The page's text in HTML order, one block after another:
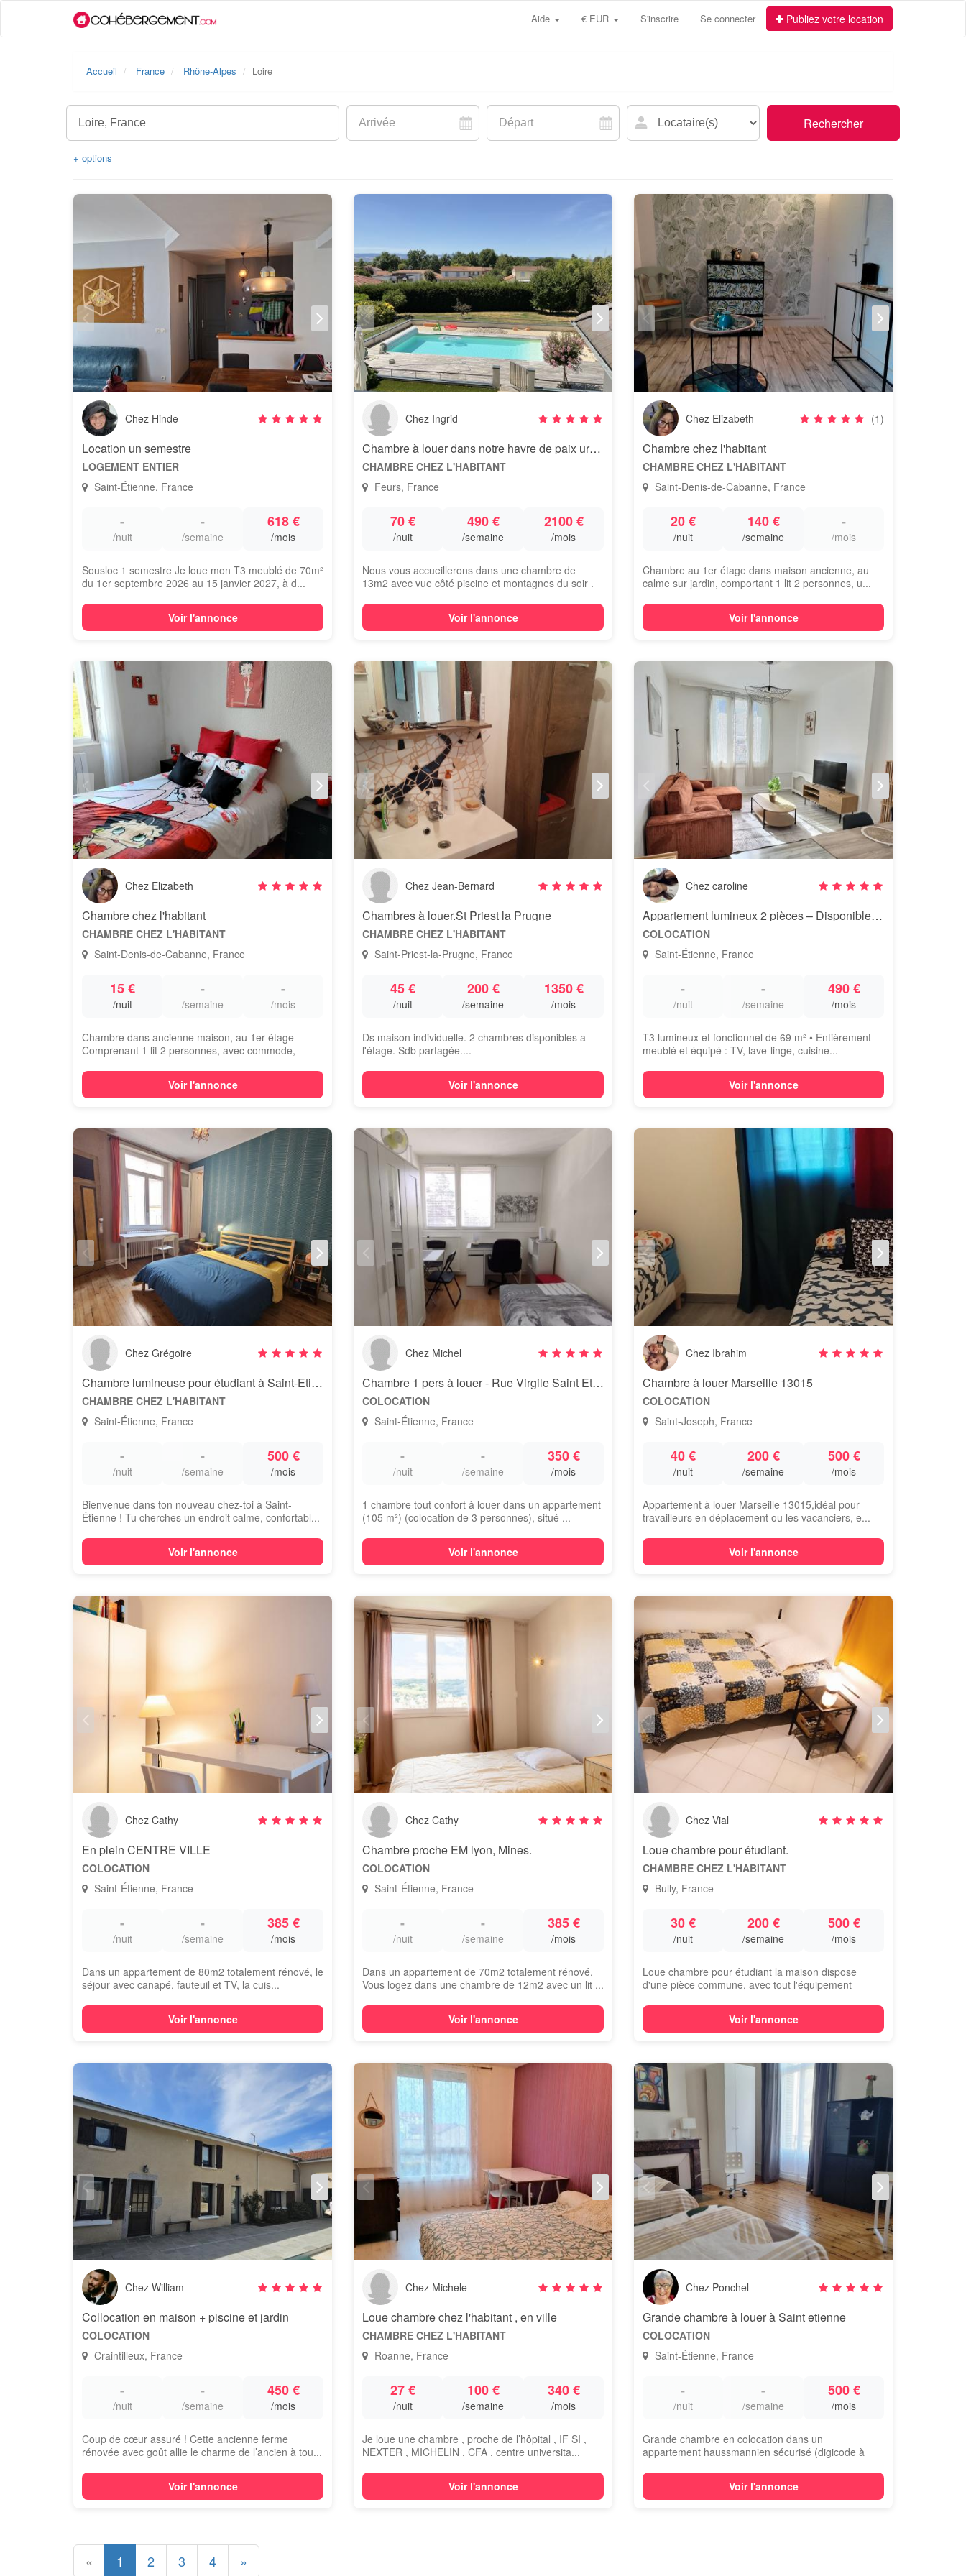
Aide € EUR S'inscrire Se connecter Publiez votre location
Accueil France Rhône-Alpes Loire
Rechercher
+ options
Chez Hinde
Location un semestre
LOGEMENT ENTIER
Saint-Étienne, France
-
/nuit
-
/semaine
618 €
/mois
Sousloc 1 semestre Je loue mon T3 meublé de 70m²
du 1er septembre 2026 au 15 janvier 2027, à d...
Voir l'annonce
Chez Ingrid
Chambre à louer dans notre havre de paix urbain
CHAMBRE CHEZ L'HABITANT
Feurs, France
70 €
/nuit
490 €
/semaine
2100 €
/mois
Nous vous accueillerons dans une chambre de
13m2 avec vue côté piscine et montagnes du soir .
Voir l'annonce
Chez Elizabeth (1)
Chambre chez l'habitant
CHAMBRE CHEZ L'HABITANT
Saint-Denis-de-Cabanne, France
20 €
/nuit
140 €
/semaine
-
/mois
Chambre au 1er étage dans maison ancienne, au
calme sur jardin, comportant 1 lit 2 personnes, u...
Voir l'annonce
Chez Elizabeth
Chambre chez l'habitant
CHAMBRE CHEZ L'HABITANT
Saint-Denis-de-Cabanne, France
15 €
/nuit
-
/semaine
-
/mois
Chambre dans ancienne maison, au 1er étage
Comprenant 1 lit 2 personnes, avec commode,
Voir l'annonce
Chez Jean-Bernard
Chambres à louer.St Priest la Prugne
CHAMBRE CHEZ L'HABITANT
Saint-Priest-la-Prugne, France
45 €
/nuit
200 €
/semaine
1350 €
/mois
Ds maison individuelle. 2 chambres disponibles a
l'étage. Sdb partagée....
Voir l'annonce
Chez caroline
Appartement lumineux 2 pièces – Disponible dès octobre
COLOCATION
Saint-Étienne, France
-
/nuit
-
/semaine
490 €
/mois
T3 lumineux et fonctionnel de 69 m² • Entièrement
meublé et équipé : TV, lave-linge, cuisine...
Voir l'annonce
Chez Grégoire
Chambre lumineuse pour étudiant à Saint-Etienne
CHAMBRE CHEZ L'HABITANT
Saint-Étienne, France
-
/nuit
-
/semaine
500 €
/mois
Bienvenue dans ton nouveau chez-toi à Saint-
Étienne ! Tu cherches un endroit calme, confortabl...
Voir l'annonce
Chez Michel
Chambre 1 pers à louer - Rue Virgile Saint Etienne (42)
COLOCATION
Saint-Étienne, France
-
/nuit
-
/semaine
350 €
/mois
1 chambre tout confort à louer dans un appartement
(105 m²) (colocation de 3 personnes), situé ...
Voir l'annonce
Chez Ibrahim
Chambre à louer Marseille 13015
COLOCATION
Saint-Joseph, France
40 €
/nuit
200 €
/semaine
500 €
/mois
Appartement à louer Marseille 13015,idéal pour
travailleurs en déplacement ou les vacanciers, e...
Voir l'annonce
Chez Cathy
En plein CENTRE VILLE
COLOCATION
Saint-Étienne, France
-
/nuit
-
/semaine
385 €
/mois
Dans un appartement de 80m2 totalement rénové, le
séjour avec canapé, fauteuil et TV, la cuis...
Voir l'annonce
Chez Cathy
Chambre proche EM lyon, Mines.
COLOCATION
Saint-Étienne, France
-
/nuit
-
/semaine
385 €
/mois
Dans un appartement de 70m2 totalement rénové,
Vous logez dans une chambre de 12m2 avec un lit ...
Voir l'annonce
Chez Vial
Loue chambre pour étudiant.
CHAMBRE CHEZ L'HABITANT
Bully, France
30 €
/nuit
200 €
/semaine
500 €
/mois
Loue chambre pour étudiant la maison dispose
d'une pièce commune, avec tout l'équipement
Voir l'annonce
Chez William
Collocation en maison + piscine et jardin
COLOCATION
Craintilleux, France
-
/nuit
-
/semaine
450 €
/mois
Coup de cœur assuré ! Cette ancienne ferme
rénovée avec goût allie le charme de l’ancien à tou...
Voir l'annonce
Chez Michele
Loue chambre chez l'habitant , en ville
CHAMBRE CHEZ L'HABITANT
Roanne, France
27 €
/nuit
100 €
/semaine
340 €
/mois
Je loue une chambre , proche de l’hôpital , IF SI ,
NEXTER , MICHELIN , CFA , centre universita...
Voir l'annonce
Chez Ponchel
Grande chambre à louer à Saint etienne
COLOCATION
Saint-Étienne, France
-
/nuit
-
/semaine
500 €
/mois
Grande chambre en colocation dans un
appartement haussmannien sécurisé (digicode à
Voir l'annonce
« 1 2 3 4 »